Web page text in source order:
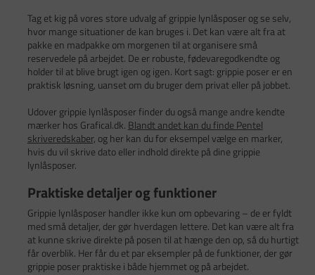
Tag et kig på vores store udvalg af grippie lynlåsposer og se selv,
hvor mange situationer de kan bruges i. Det kan være alt fra at
pakke en madpakke om morgenen til at organisere små
reservedele på arbejdet. De er robuste, fødevaregodkendte og
holder til at blive brugt igen og igen. Kort sagt: grippie poser er en
praktisk løsning, uanset om du bruger dem privat eller på jobbet.
Udover grippie lynlåsposer finder du også mange andre kendte
mærker hos Grafical.dk. Blandt andet kan du finde Pentel
skriveredskaber, og her kan du for eksempel vælge en marker,
hvis du vil skrive dato eller indhold direkte på dine grippie
lynlåsposer.
Praktiske detaljer og funktioner
Grippie lynlåsposer handler ikke kun om opbevaring – de er fyldt
med små detaljer, der gør hverdagen lettere. Det kan være alt fra
at kunne skrive direkte på posen til at hænge den op, så du hurtigt
får overblik. Her får du et par eksempler på de funktioner, der gør
grippie poser praktiske i både hjemmet og på arbejdet.